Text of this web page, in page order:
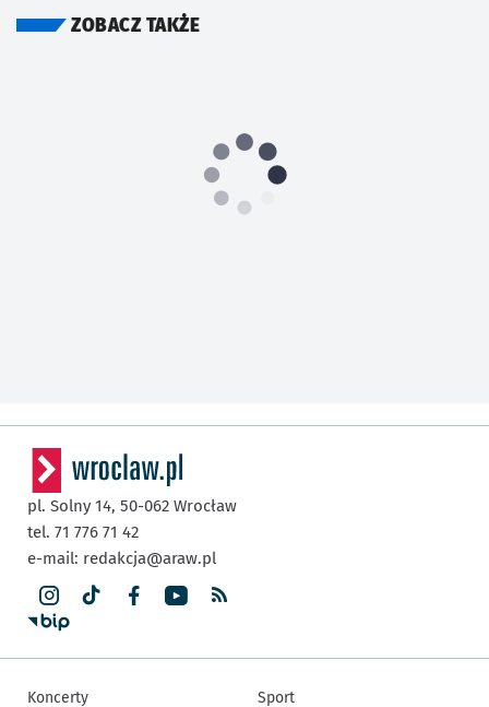
ZOBACZ TAKŻE
pl. Solny 14, 50-062 Wrocław
tel. 71 776 71 42
e-mail: redakcja@araw.pl
Koncerty Sport